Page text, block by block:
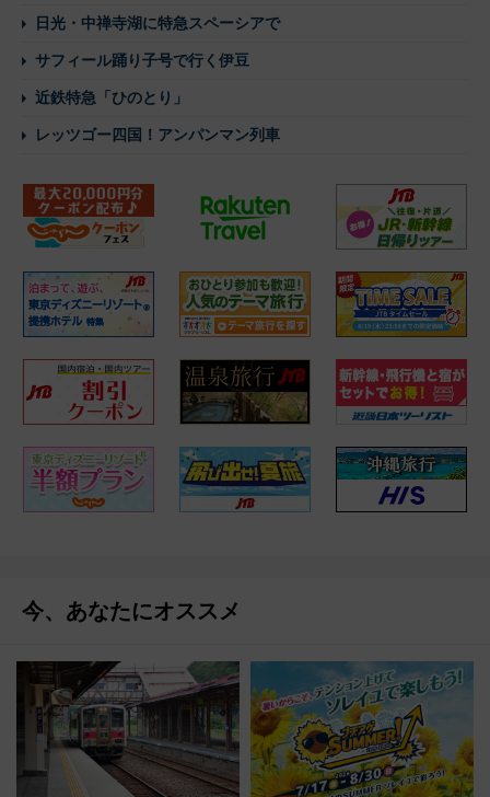
日光・中禅寺湖に特急スペーシアで
サフィール踊り子号で行く伊豆
近鉄特急「ひのとり」
レッツゴー四国！アンパンマン列車
今、あなたにオススメ